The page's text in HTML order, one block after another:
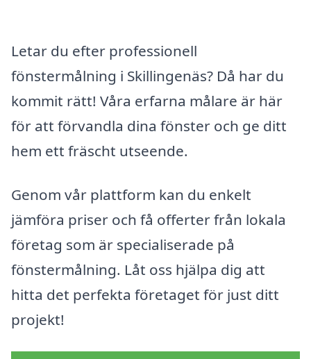
Letar du efter professionell
fönstermålning i Skillingenäs? Då har du
kommit rätt! Våra erfarna målare är här
för att förvandla dina fönster och ge ditt
hem ett fräscht utseende.
Genom vår plattform kan du enkelt
jämföra priser och få offerter från lokala
företag som är specialiserade på
fönstermålning. Låt oss hjälpa dig att
hitta det perfekta företaget för just ditt
projekt!